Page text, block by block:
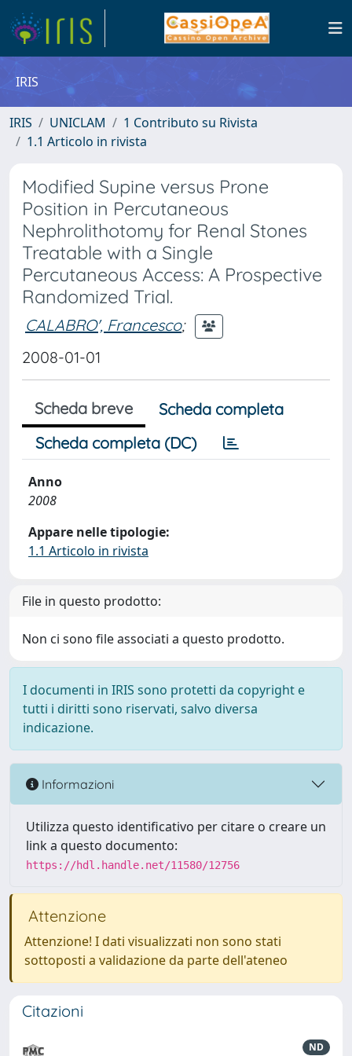
IRIS
IRIS UNICLAM
1 Contributo su Rivista
1.1 Articolo in rivista
Modified Supine versus Prone
Position in Percutaneous
Nephrolithotomy for Renal Stones
Treatable with a Single
Percutaneous Access: A Prospective
Randomized Trial.
CALABRO', Francesco;
2008-01-01
Scheda breve
Scheda completa
Scheda completa (DC)
Anno
2008
Appare nelle tipologie:
1.1 Articolo in rivista
File in questo prodotto:
Non ci sono file associati a questo prodotto.
I documenti in IRIS sono protetti da copyright e
tutti i diritti sono riservati, salvo diversa
indicazione.
Informazioni
Utilizza questo identificativo per citare o creare un
link a questo documento:
https://hdl.handle.net/11580/12756
Attenzione
Attenzione! I dati visualizzati non sono stati
sottoposti a validazione da parte dell'ateneo
Citazioni
ND